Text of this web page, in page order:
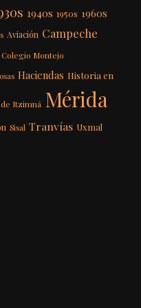
1940s 1950s 1960s
Aviación Campeche
Colegio Montejo
Haciendas Historia en
Itzimná Mérida
Sisal Tranvías Uxmal